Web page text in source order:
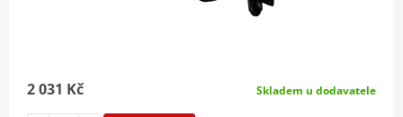
2 031 Kč Skladem u dodavatele